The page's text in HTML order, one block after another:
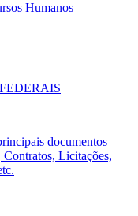
Humanos
documentos
Licitações,